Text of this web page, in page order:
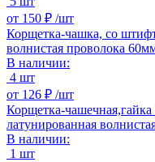
от 150 ₽ /шт
Корщетка-чашка, со
волнистая проволока
В наличии:
4 шт
от 126 ₽ /шт
Корщетка-
латунированная
В наличии:
1 шт